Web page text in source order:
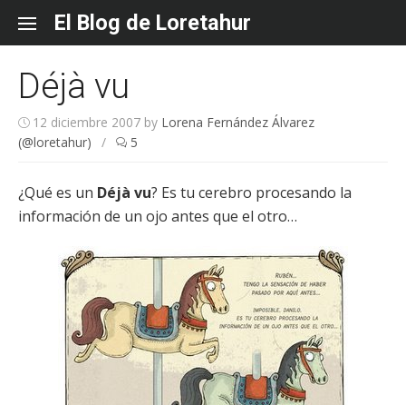
content
El Blog de Loretahur
Déjà vu
12 diciembre 2007 by Lorena Fernández Álvarez
(@loretahur)
/ 5
¿Qué es un Déjà vu? Es tu cerebro procesando la
información de un ojo antes que el otro…